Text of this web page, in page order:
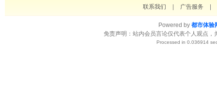
联系我们 广告服务
Powered by 都市体验
免责声明：站内会员言论仅代表个人观点
Processed in 0.036914